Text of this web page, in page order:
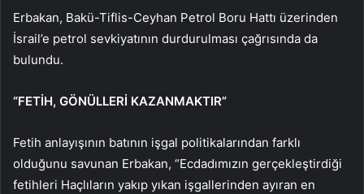
Erbakan, Bakü-Tiflis-Ceyhan Petrol Boru Hattı üzerinden
İsrail’e petrol sevkiyatının durdurulması çağrısında da
bulundu.
“FETİH, GÖNÜLLERİ KAZANMAKTIR”
Fetih anlayışının batının işgal politikalarından farklı
olduğunu savunan Erbakan, “Ecdadımızın gerçekleştirdiği
fetihleri Haçlıların yakıp yıkan işgallerinden ayıran en